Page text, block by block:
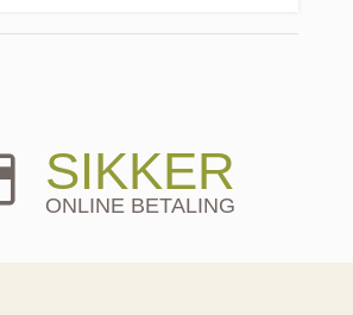
SIKKER
ONLINE BETALING